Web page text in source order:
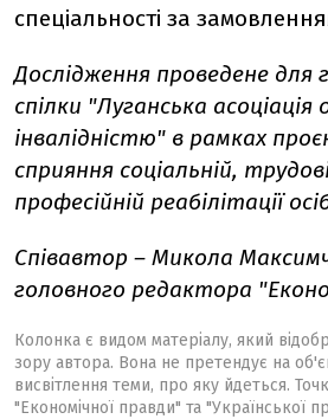
спеціальності за
Дослідження проведене для
спілки "Луганська асоціація
інвалідністю" в рамках
сприяння соціальній,
професійній реабілітації
Співавтор – Микола
головного редактора
Колонка є видом матеріалу, який
зору автора. Вона не претендує на
висвітлення теми, про яку йдеться.
"Економічної правди" та "Української